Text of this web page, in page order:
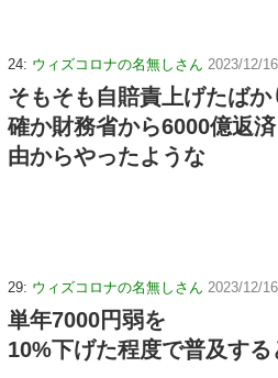
24: ウィズコロナの名無しさん 2023/12/
そもそも自賠責上げたば
確か財務省から6000億返
由からやったような
29: ウィズコロナの名無しさん 2023/12/
単年7000円弱を
10%下げた程度で普及す